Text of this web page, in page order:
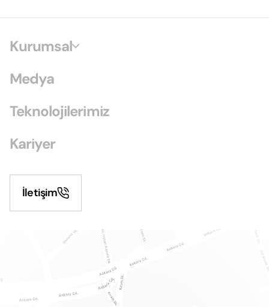
Kurumsal
Medya
Teknolojilerimiz
Kariyer
İletişim